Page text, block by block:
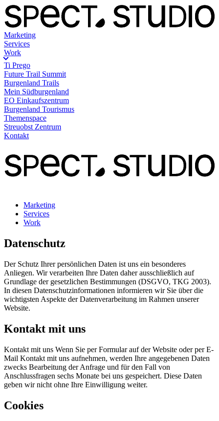
Marketing
Services
Work
Ti Prego
Future Trail Summit
Burgenland Trails
Mein Südburgenland
EO Einkaufszentrum
Burgenland Tourismus
Themenspace
Streuobst Zentrum
Kontakt
Marketing
Services
Work
Datenschutz
Der Schutz Ihrer persönlichen Daten ist uns ein besonderes
Anliegen. Wir verarbeiten Ihre Daten daher ausschließlich auf
Grundlage der gesetzlichen Bestimmungen (DSGVO, TKG 2003).
In diesen Datenschutzinformationen informieren wir Sie über die
wichtigsten Aspekte der Datenverarbeitung im Rahmen unserer
Website.
Kontakt mit uns
Kontakt mit uns Wenn Sie per Formular auf der Website oder per E-
Mail Kontakt mit uns aufnehmen, werden Ihre angegebenen Daten
zwecks Bearbeitung der Anfrage und für den Fall von
Anschlussfragen sechs Monate bei uns gespeichert. Diese Daten
geben wir nicht ohne Ihre Einwilligung weiter.
Cookies